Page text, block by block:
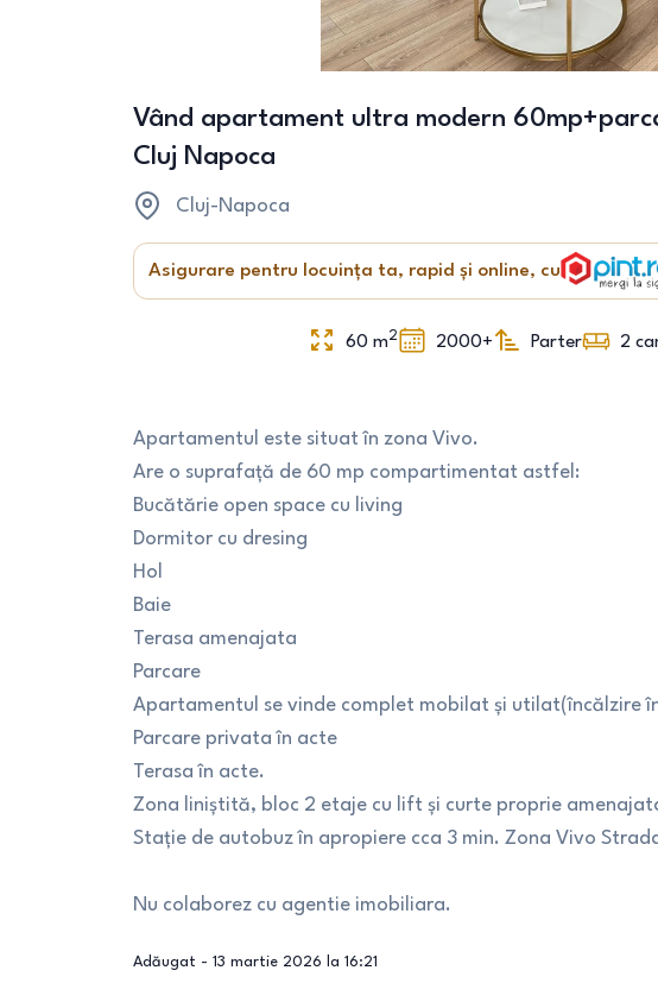
Vând apartament ultra modern
Cluj Napoca
Cluj-Napoca
Asigurare pentru locuința ta, rapid și online, cu
60 m2 2000+ Parter 2
Apartamentul este situat în zona Vivo.
Are o suprafață de 60 mp compartimentat astfel:
Bucătărie open space cu living
Dormitor cu dresing
Hol
Baie
Terasa amenajata
Parcare
Apartamentul se vinde complet mobilat și utilat(încălzire
Parcare privata în acte
Terasa în acte.
Zona liniștită, bloc 2 etaje cu lift și curte proprie
Stație de autobuz în apropiere cca 3 min. Zona Vivo
Nu colaborez cu agentie imobiliara.
Adăugat - 13 martie 2026 la 16:21